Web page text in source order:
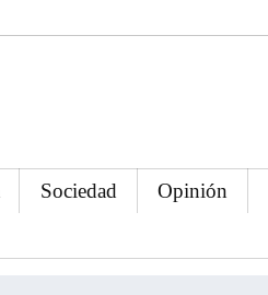
Sociedad Opinión